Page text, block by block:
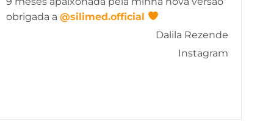
obrigada a@silimed.official
Dalila Rezende
Instagram